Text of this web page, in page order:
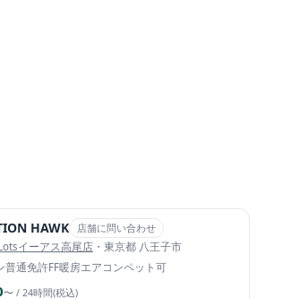
HAWK 店舗に問い合わせ
イーアス高尾店 ・東京都 八王子市
普通免許FF暖房エアコンペット可
〜 / 24時間(税込)